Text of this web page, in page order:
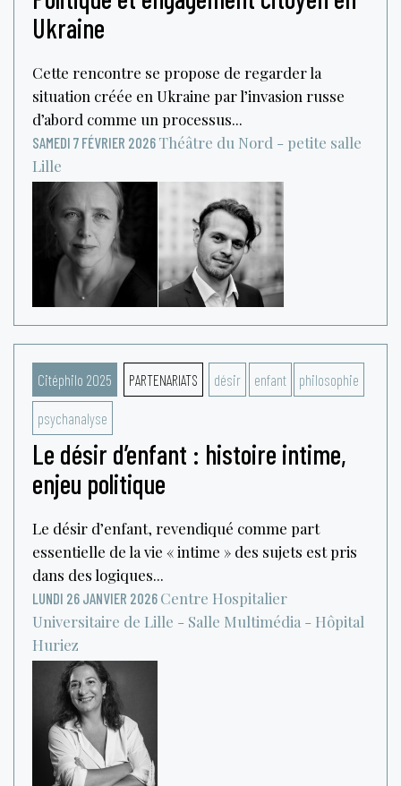
Ukraine
Cette rencontre se propose de regarder la
situation créée en Ukraine par l’invasion russe
d’abord comme un processus...
SAMEDI 7 FÉVRIER 2026 Théâtre du Nord - petite salle
Lille
Citéphilo 2025 PARTENARIATS désir enfant philosophie
psychanalyse
Le désir d’enfant : histoire intime,
enjeu politique
Le désir d’enfant, revendiqué comme part
essentielle de la vie « intime » des sujets est pris
dans des logiques...
LUNDI 26 JANVIER 2026 Centre Hospitalier
Universitaire de Lille - Salle Multimédia - Hôpital
Huriez